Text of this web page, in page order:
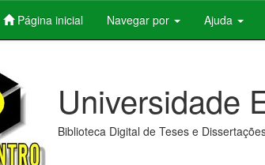
Página inicial Navegar por Ajuda
Universidade
Biblioteca Digital de Teses e